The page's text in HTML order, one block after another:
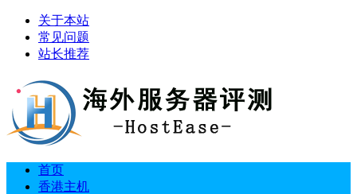
关于本站
常见问题
站长推荐
首页
香港主机